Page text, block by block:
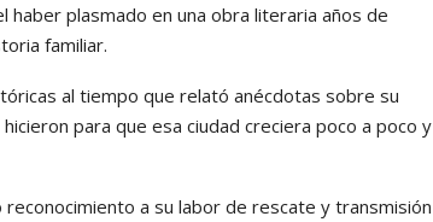
haber plasmado en una obra literaria años de
familiar.
al tiempo que relató anécdotas sobre su
para que esa ciudad creciera poco a poco y
a su labor de rescate y transmisión